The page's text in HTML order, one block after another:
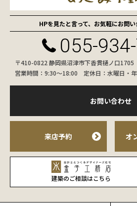
HPを見たと言って、お気軽にお問い
055-
〒410-0822 静岡県沼津市下香貫樋ノ口1705
営業時間：9:30〜18:00 定休日：水曜日・
お問い合わせ
来店予約 オ
建築のご相談はこちら